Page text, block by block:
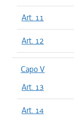
Art. 11
Art. 12
Capo V
Art. 13
Art. 14